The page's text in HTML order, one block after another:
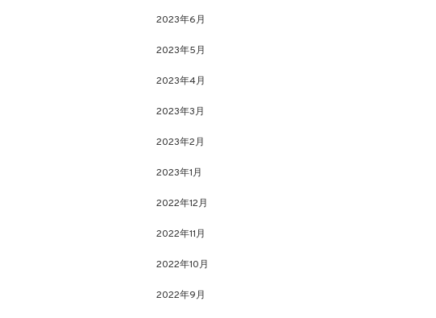
2023年6月
2023年5月
2023年4月
2023年3月
2023年2月
2023年1月
2022年12月
2022年11月
2022年10月
2022年9月